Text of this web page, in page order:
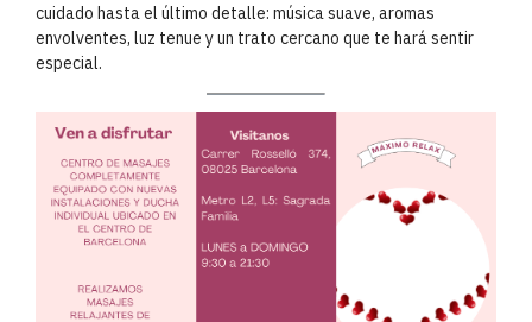
cuidado hasta el último detalle: música suave, aromas
envolventes, luz tenue y un trato cercano que te hará sentir
especial.